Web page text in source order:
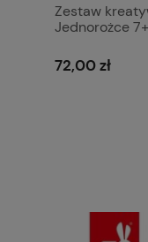
Zestaw
Jednorożce
72,00 zł